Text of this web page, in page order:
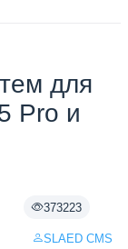
для
Pro и
373223
SLAED CMS